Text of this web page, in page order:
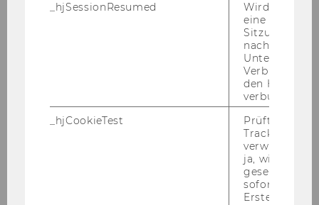
Offizielle After Show Party
_hjSessionResumed
Wird gesetzt,
eine
Sitzung/
nach einer
Verbindung
den Hotjar-
verbunden
_hjCookieTest
Prüft, ob der
Tracking
verwenden
ja, wird ein
gesetzt. Wird
sofort nach
Erstellung